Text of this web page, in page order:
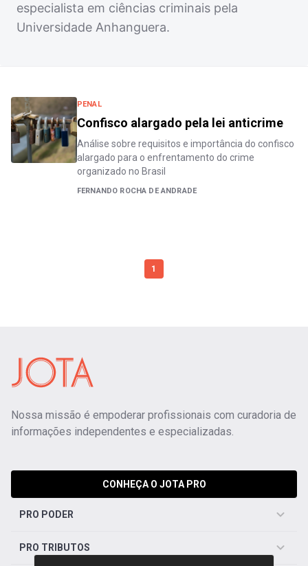
especialista em ciências criminais pela
Universidade Anhanguera.
PENAL
Confisco alargado pela lei anticrime
Análise sobre requisitos e importância do confisco
alargado para o enfrentamento do crime
organizado no Brasil
FERNANDO ROCHA DE ANDRADE
1
Nossa missão é empoderar profissionais com curadoria de
informações independentes e especializadas.
CONHEÇA O JOTA PRO
PRO PODER
PRO TRIBUTOS